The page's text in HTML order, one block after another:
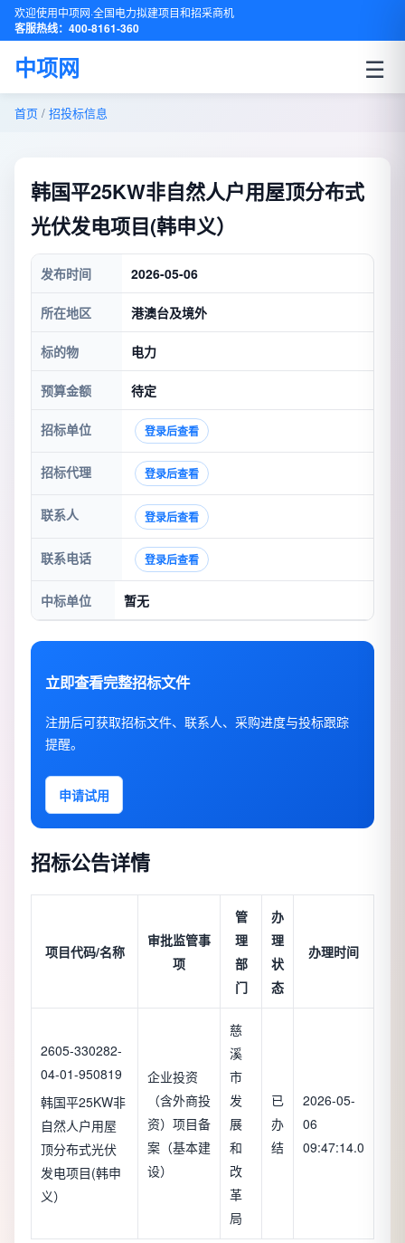
欢迎使用中项网·全国电力拟建项目和招采商机
客服热线：400-8161-360
中项网 ☰
首页 / 招投标信息
韩国平25KW非自然人户用屋顶分布式
光伏发电项目(韩申义）
发布时间 2026-05-06
所在地区 港澳台及境外
标的物 电力
预算金额 待定
招标单位 登录后查看
招标代理 登录后查看
联系人 登录后查看
联系电话 登录后查看
中标单位 暂无
立即查看完整招标文件
注册后可获取招标文件、联系人、采购进度与投标跟踪
提醒。
申请试用
招标公告详情
项目代码/名称
审批监管事
项
管
理
部
门
办
理
状
态
办理时间
2605-330282-
04-01-950819
韩国平25KW非
自然人户用屋
顶分布式光伏
发电项目(韩申
义）
企业投资
（含外商投
资）项目备
案（基本建
设）
慈
溪
市
发
展
和
改
革
局
已
办
结
2026-05-
06
09:47:14.0